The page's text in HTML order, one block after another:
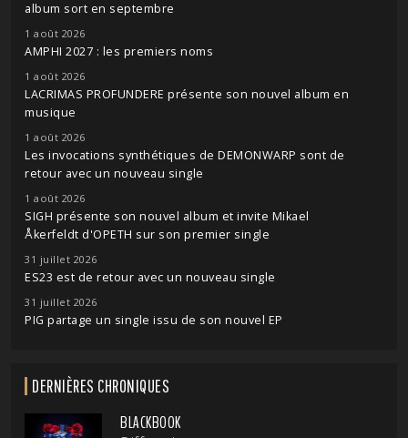
album sort en septembre
1 août 2026
AMPHI 2027 : les premiers noms
1 août 2026
LACRIMAS PROFUNDERE présente son nouvel album en
musique
1 août 2026
Les invocations synthétiques de DEMONWARP sont de
retour avec un nouveau single
1 août 2026
SIGH présente son nouvel album et invite Mikael
Åkerfeldt d'OPETH sur son premier single
31 juillet 2026
ES23 est de retour avec un nouveau single
31 juillet 2026
PIG partage un single issu de son nouvel EP
DERNIÈRES CHRONIQUES
BLACKBOOK